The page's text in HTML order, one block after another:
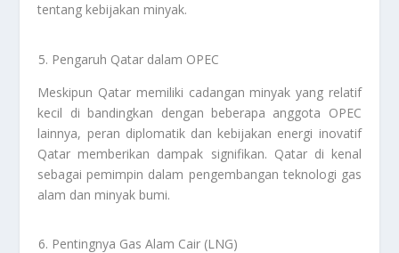
tentang kebijakan minyak.
Pengaruh Qatar dalam OPEC
Meskipun Qatar memiliki cadangan minyak yang relatif
kecil di bandingkan dengan beberapa anggota OPEC
lainnya, peran diplomatik dan kebijakan energi inovatif
Qatar memberikan dampak signifikan. Qatar di kenal
sebagai pemimpin dalam pengembangan teknologi gas
alam dan minyak bumi.
Pentingnya Gas Alam Cair (LNG)